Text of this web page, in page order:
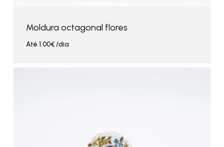
Moldura octagonal flores
Até 1.00€/dia